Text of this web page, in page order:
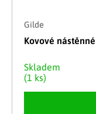
Gilde
Kovové
Skladem
(1 ks)